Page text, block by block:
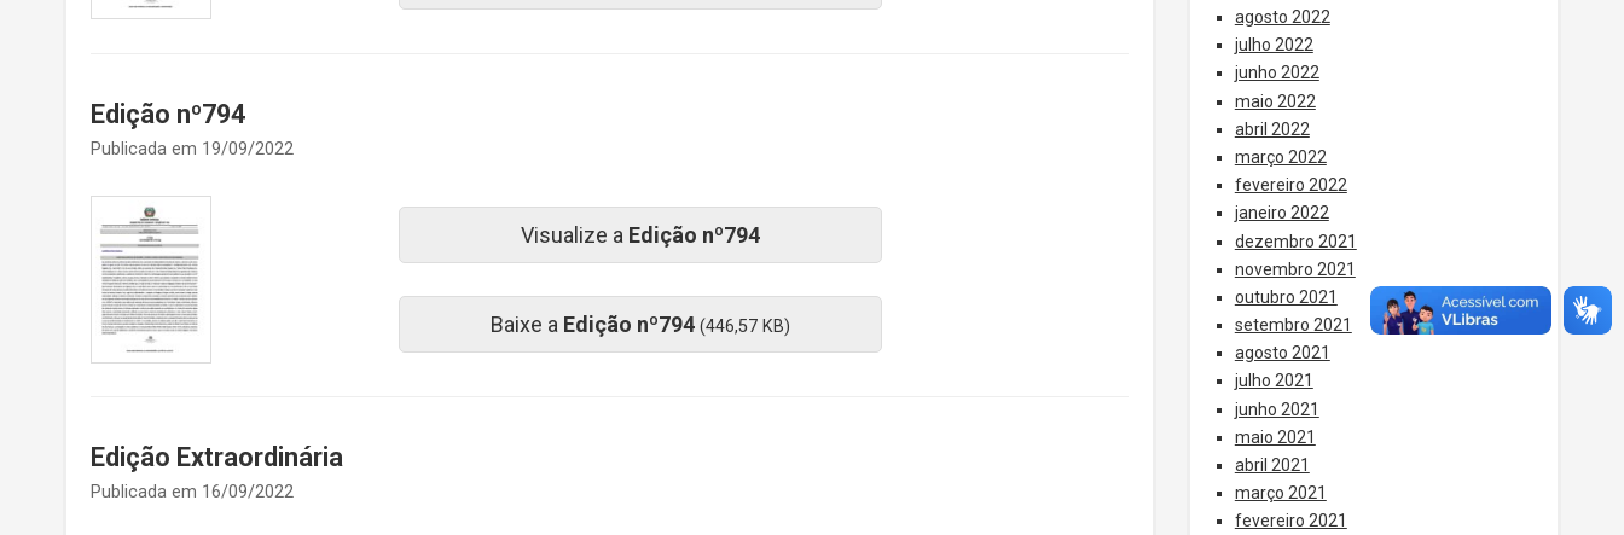
Edição nº794
Publicada em 19/09/2022
Visualize a Edição nº794
Baixe a Edição nº794 (446,57 KB)
Edição Extraordinária
Publicada em 16/09/2022
agosto 2022
julho 2022
junho 2022
maio 2022
abril 2022
março 2022
fevereiro 2022
janeiro 2022
dezembro 2021
novembro 2021
outubro 2021
setembro 2021
agosto 2021
julho 2021
junho 2021
maio 2021
abril 2021
março 2021
fevereiro 2021